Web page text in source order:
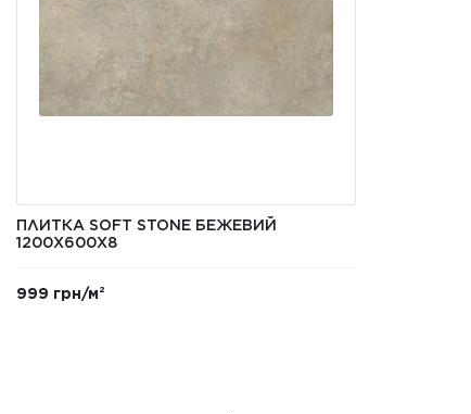
ПЛИТКА SOFT STONE БЕЖЕВИЙ
1200Х600Х8
999 грн/м²